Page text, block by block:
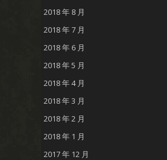
2018 年 8 月
2018 年 7 月
2018 年 6 月
2018 年 5 月
2018 年 4 月
2018 年 3 月
2018 年 2 月
2018 年 1 月
2017 年 12 月